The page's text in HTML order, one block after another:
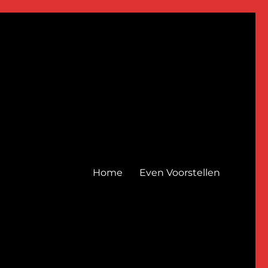
Home Even Voorstellen